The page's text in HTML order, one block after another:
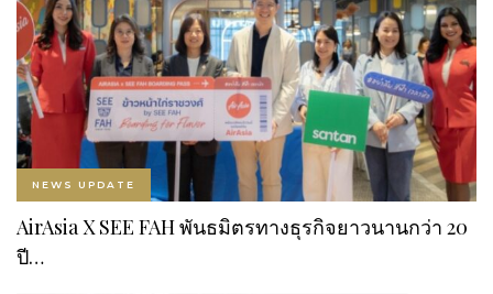
NEWS UPDATE
AirAsia X SEE FAH พันธมิตรทางธุรกิจยาวนานกว่า 20
ปี…